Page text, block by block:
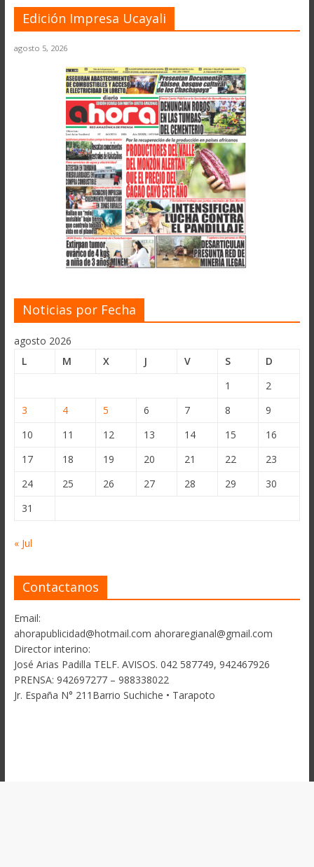
Edición Impresa Ucayali
agosto 5, 2026
Noticias por Fecha
agosto 2026
L
M X J V S
D
1
2
3
4 5 6 7 8
9
10
11 12 13 14 15
16
17
18 19 20 21 22
23
24
25 26 27 28 29
30
31
« Jul
Contactanos
Email:
ahorapublicidad@hotmail.com ahoraregianal@gmail.com
Director interino:
José Arias Padilla TELF. AVISOS. 042 587749, 942467926
PRENSA: 942697277 – 988338022
Jr. España N° 211Barrio Suchiche • Tarapoto